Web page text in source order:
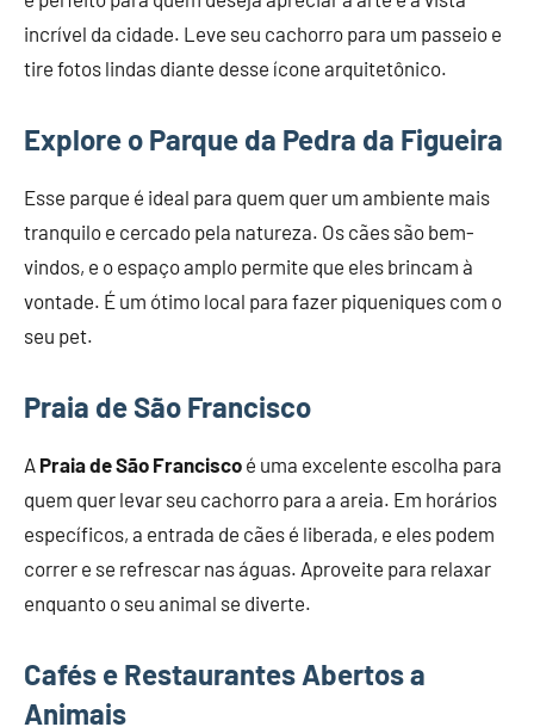
incrível da cidade. Leve seu cachorro para um passeio e
tire fotos lindas diante desse ícone arquitetônico.
Explore o Parque da Pedra da Figueira
Esse parque é ideal para quem quer um ambiente mais
tranquilo e cercado pela natureza. Os cães são bem-
vindos, e o espaço amplo permite que eles brincam à
vontade. É um ótimo local para fazer piqueniques com o
seu pet.
Praia de São Francisco
A Praia de São Francisco é uma excelente escolha para
quem quer levar seu cachorro para a areia. Em horários
específicos, a entrada de cães é liberada, e eles podem
correr e se refrescar nas águas. Aproveite para relaxar
enquanto o seu animal se diverte.
Cafés e Restaurantes Abertos a
Animais